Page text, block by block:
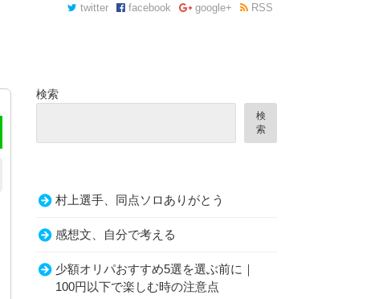
twitter facebook google+ RSS
検索
検
索
村上選手、同点ソロありがとう
感想文、自分で考える
少額オリパおすすめ5選を選ぶ前に｜
100円以下で楽しむ時の注意点